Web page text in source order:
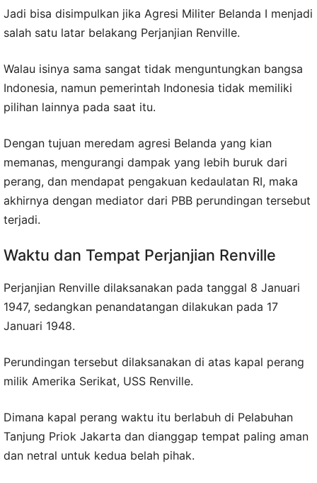
Jadi bisa disimpulkan jika Agresi Militer Belanda I menjadi
salah satu latar belakang Perjanjian Renville.
Walau isinya sama sangat tidak menguntungkan bangsa
Indonesia, namun pemerintah Indonesia tidak memiliki
pilihan lainnya pada saat itu.
Dengan tujuan meredam agresi Belanda yang kian
memanas, mengurangi dampak yang lebih buruk dari
perang, dan mendapat pengakuan kedaulatan RI, maka
akhirnya dengan mediator dari PBB perundingan tersebut
terjadi.
Waktu dan Tempat Perjanjian Renville
Perjanjian Renville dilaksanakan pada tanggal 8 Januari
1947, sedangkan penandatangan dilakukan pada 17
Januari 1948.
Perundingan tersebut dilaksanakan di atas kapal perang
milik Amerika Serikat, USS Renville.
Dimana kapal perang waktu itu berlabuh di Pelabuhan
Tanjung Priok Jakarta dan dianggap tempat paling aman
dan netral untuk kedua belah pihak.